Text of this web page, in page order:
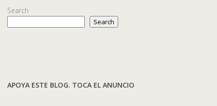
Search
Search
APOYA ESTE BLOG. TOCA EL ANUNCIO